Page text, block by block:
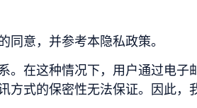
意，并参考本隐私政策。
。在这种情况下，用户通过电子
方式的保密性无法保证。因此，